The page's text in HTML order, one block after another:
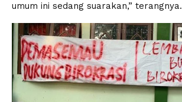
umum ini sedang suarakan,” terangnya.